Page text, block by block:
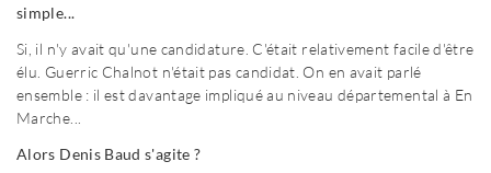
simple...
Si, il n'y avait qu'une candidature. C'était relativement facile d'être
élu. Guerric Chalnot n'était pas candidat. On en avait parlé
ensemble : il est davantage impliqué au niveau départemental à En
Marche...
Alors Denis Baud s'agite ?